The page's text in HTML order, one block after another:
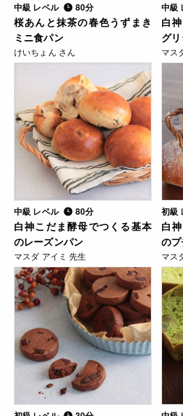
中級 レベル 80分
桜あんと抹茶の春色うずまき
ミニ食パン
けいちょん さん
中級
白
グ
マス
中級 レベル 80分
白神こだま酵母でつくる基本
のレーズンパン
マスダ アイミ 先生
初級
白
の
マス